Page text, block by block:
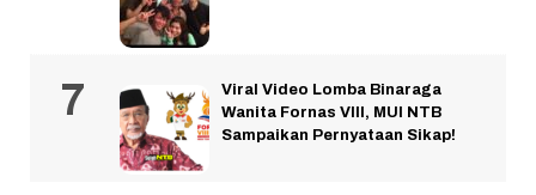
Viral Video Lomba Binaraga
Wanita Fornas VIII, MUI NTB
Sampaikan Pernyataan Sikap!